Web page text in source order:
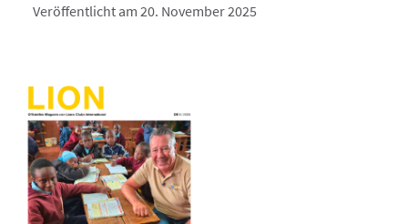
Veröffentlicht am 20. November 2025